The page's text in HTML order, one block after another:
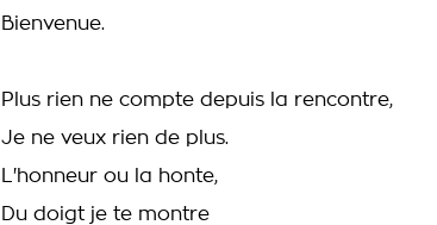
Bienvenue.
Plus rien ne compte depuis la rencontre,
Je ne veux rien de plus.
L'honneur ou la honte,
Du doigt je te montre